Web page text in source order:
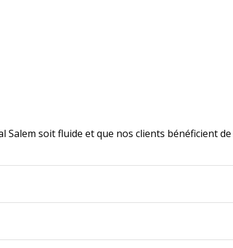
soit fluide et que nos clients bénéficient